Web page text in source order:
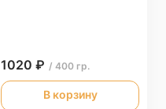
1020 ₽ / 400 гр.
В корзину